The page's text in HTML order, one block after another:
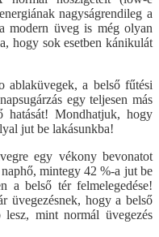
nagyságrendileg a
modern üveg is még olyan
hogy sok esetben kánikulát
ablaküvegek, a belső fűtési
egy teljesen más
hatását! Mondhatjuk, hogy
jut be lakásunkba!
egy vékony bevonatot
mintegy 42 %-a jut be
a belső tér felmelegedése!
üvegezésnek, hogy a belső
mint normál üvegezés